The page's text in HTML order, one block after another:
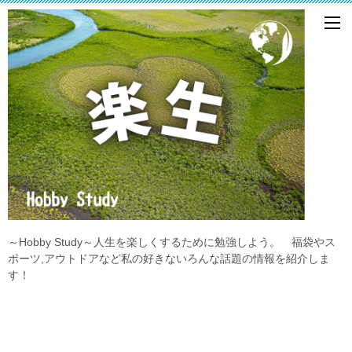
～Hobby Study～人生を楽しくするために勉強しよう。 福袋やス
ポーツ,アウトドアなど私の好きないろんな話題の情報を紹介しま
す！